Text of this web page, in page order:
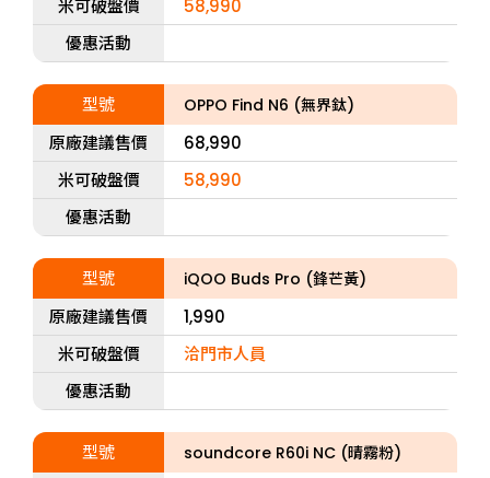
米可破盤價
58,990
優惠活動
型號 OPPO Find N6 (無界鈦)
原廠建議售價
68,990
米可破盤價
58,990
優惠活動
型號 iQOO Buds Pro (鋒芒黃)
原廠建議售價
1,990
米可破盤價
洽門市人員
優惠活動
型號 soundcore R60i NC (晴霧粉)